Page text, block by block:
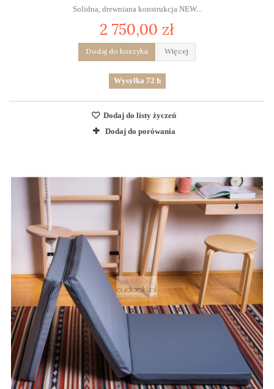
Solidna, drewniana konstrukcja NEW...
2 750,00 zł
Dodaj do koszyka Więcej
Wysyłka 72 h
Dodaj do listy życzeń
Dodaj do porówania